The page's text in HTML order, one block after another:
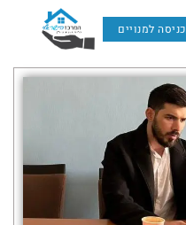
כניסה למנויים